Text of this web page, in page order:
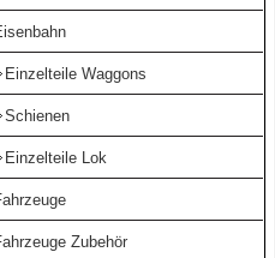
Einzelteile Waggons
Schienen
Einzelteile Lok
Zubehör